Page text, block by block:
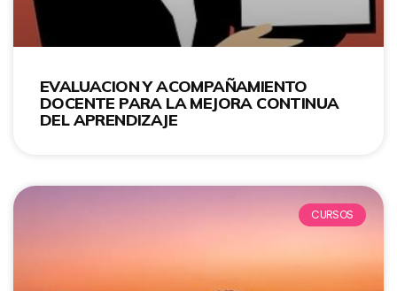
EVALUACION Y ACOMPAÑAMIENTO
DOCENTE PARA LA MEJORA CONTINUA
DEL APRENDIZAJE
CURSOS